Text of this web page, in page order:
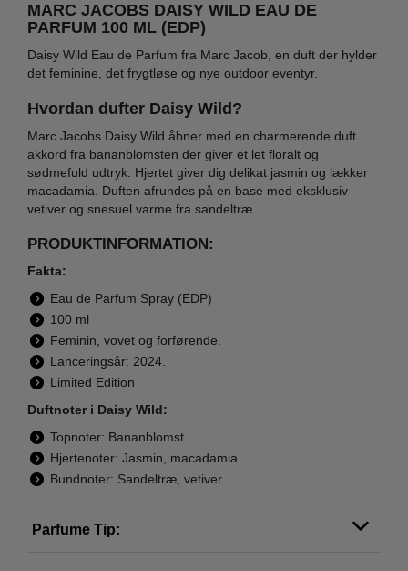
MARC JACOBS DAISY WILD EAU DE
PARFUM 100 ML (EDP)
Daisy Wild Eau de Parfum fra Marc Jacob, en duft der hylder
det feminine, det frygtløse og nye outdoor eventyr.
Hvordan dufter Daisy Wild?
Marc Jacobs Daisy Wild åbner med en charmerende duft
akkord fra bananblomsten der giver et let floralt og
sødmefuld udtryk. Hjertet giver dig delikat jasmin og lækker
macadamia. Duften afrundes på en base med eksklusiv
vetiver og snesuel varme fra sandeltræ.
PRODUKTINFORMATION:
Fakta:
Eau de Parfum Spray (EDP)
100 ml
Feminin, vovet og forførende.
Lanceringsår: 2024.
Limited Edition
Duftnoter i Daisy Wild:
Topnoter: Bananblomst.
Hjertenoter: Jasmin, macadamia.
Bundnoter: Sandeltræ, vetiver.
Parfume Tip: